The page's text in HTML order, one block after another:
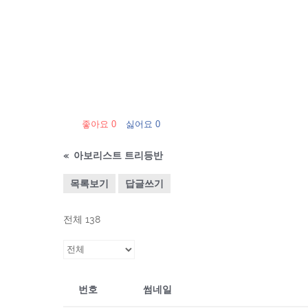
좋아요 0 싫어요 0
« 아보리스트 트리등반
목록보기 답글쓰기
전체 138
번호 썸네일